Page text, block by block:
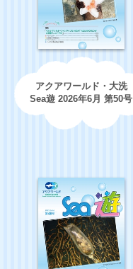
アクアワールド・大洗
Sea遊 2026年6月 第50号